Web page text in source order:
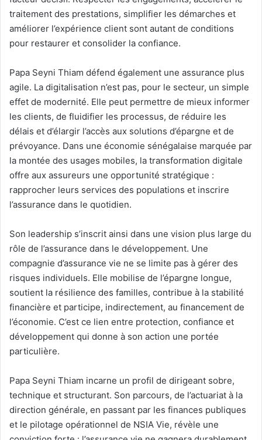
traitement des prestations, simplifier les démarches et
améliorer l’expérience client sont autant de conditions
pour restaurer et consolider la confiance.
Papa Seyni Thiam défend également une assurance plus
agile. La digitalisation n’est pas, pour le secteur, un simple
effet de modernité. Elle peut permettre de mieux informer
les clients, de fluidifier les processus, de réduire les
délais et d’élargir l’accès aux solutions d’épargne et de
prévoyance. Dans une économie sénégalaise marquée par
la montée des usages mobiles, la transformation digitale
offre aux assureurs une opportunité stratégique :
rapprocher leurs services des populations et inscrire
l’assurance dans le quotidien.
Son leadership s’inscrit ainsi dans une vision plus large du
rôle de l’assurance dans le développement. Une
compagnie d’assurance vie ne se limite pas à gérer des
risques individuels. Elle mobilise de l’épargne longue,
soutient la résilience des familles, contribue à la stabilité
financière et participe, indirectement, au financement de
l’économie. C’est ce lien entre protection, confiance et
développement qui donne à son action une portée
particulière.
Papa Seyni Thiam incarne un profil de dirigeant sobre,
technique et structurant. Son parcours, de l’actuariat à la
direction générale, en passant par les finances publiques
et le pilotage opérationnel de NSIA Vie, révèle une